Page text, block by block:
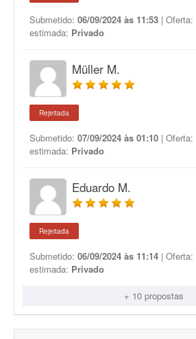
Submetido: 06/09/2024 às 11:53 | Oferta:
estimada: Privado
Müller M.
Rejeitada
Submetido: 07/09/2024 às 01:10 | Oferta:
estimada: Privado
Eduardo M.
Rejeitada
Submetido: 06/09/2024 às 11:14 | Oferta:
estimada: Privado
+ 10 propostas